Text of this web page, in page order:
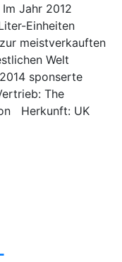
Jahr 2012
Einheiten
meistverkauften
Welt
sponserte
The
Herkunft: UK